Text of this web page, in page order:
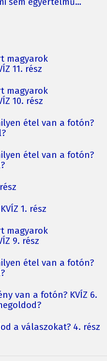
magyarok
11. rész
magyarok
10. rész
étel van a fotón?
étel van a fotón?
1. rész
magyarok
9. rész
étel van a fotón?
van a fotón? KVÍZ 6.
a válaszokat? 4. rész